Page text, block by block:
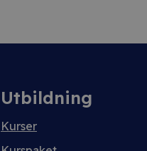
Utbildning
Kurser